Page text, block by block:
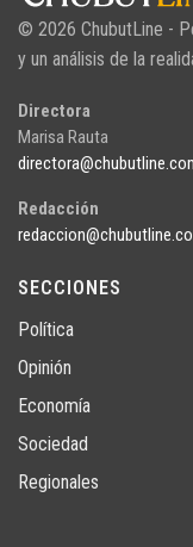
© 2026 ChubutLine -
y un análisis de la
Directora
Marisa Rauta
Redacción
SECCIONES
Política
Opinión
Economía
Sociedad
Regionales